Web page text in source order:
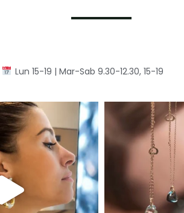
Lun 15-19 | Mar-Sab 9.30-12.30, 15-19